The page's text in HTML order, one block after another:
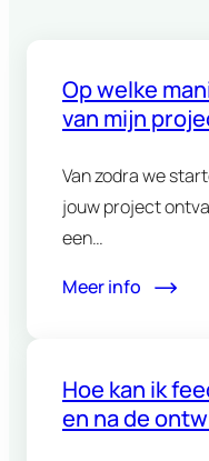
Op welke
van mijn
Van zodra we
jouw project
een…
Meer info
Hoe kan ik
en na de